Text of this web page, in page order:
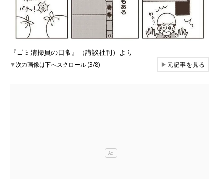
『ゴミ清掃員の日常』（講談社刊）より
▼次の画像は下へスクロール (3/8) ▶元記事を見る